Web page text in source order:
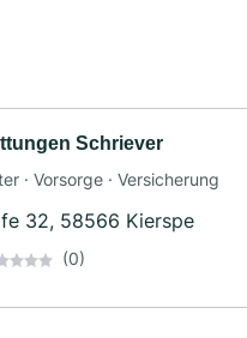
Schriever
· Vorsorge · Versicherung
32, 58566 Kierspe
(0)